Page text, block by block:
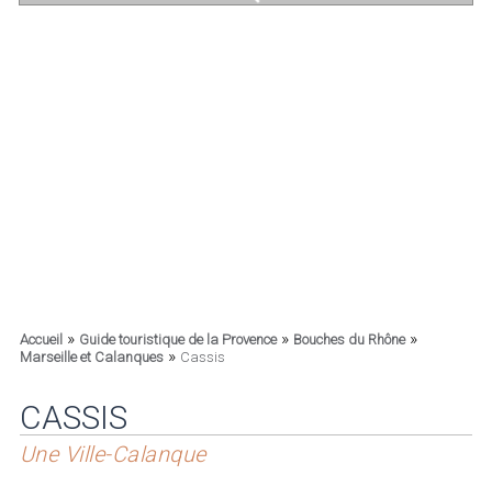
Accueil» Guide touristique de la Provence» Bouches du Rhône»
Marseille et Calanques» Cassis
CASSIS
Une Ville-Calanque